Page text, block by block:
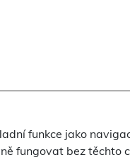
funkce jako
fungovat bez těchto